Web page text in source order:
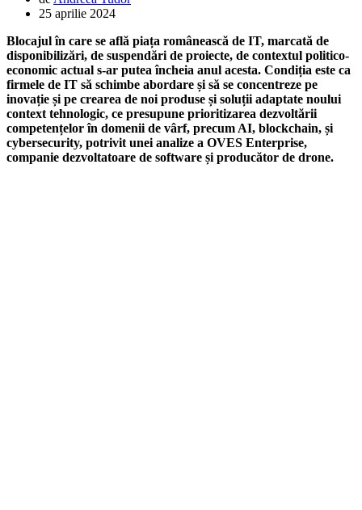
25 aprilie 2024
Blocajul în care se află piața românească de IT, marcată de
disponibilizări, de suspendări de proiecte, de contextul politico-
economic actual s-ar putea încheia anul acesta. Condiția este ca
firmele de IT să schimbe abordare și să se concentreze pe
inovație și pe crearea de noi produse și soluții adaptate noului
context tehnologic, ce presupune prioritizarea dezvoltării
competențelor în domenii de vârf, precum AI, blockchain, și
cybersecurity, potrivit unei analize a OVES Enterprise,
companie dezvoltatoare de software și producător de drone.